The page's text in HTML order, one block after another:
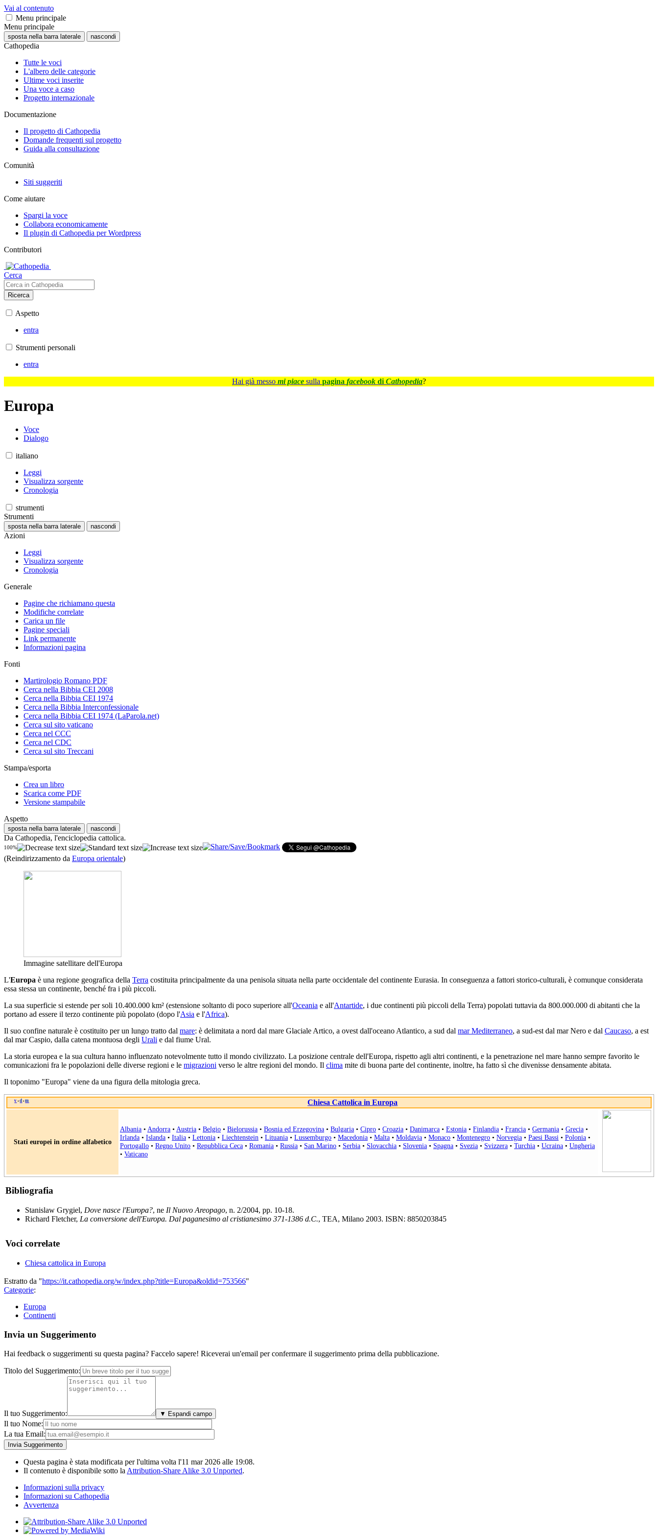
Vai al contenuto
Menu principale
Menu principale
sposta nella barra laterale nascondi
Cathopedia
Tutte le voci
L'albero delle categorie
Ultime voci inserite
Una voce a caso
Progetto internazionale
Documentazione
Il progetto di Cathopedia
Domande frequenti sul progetto
Guida alla consultazione
Comunità
Siti suggeriti
Come aiutare
Spargi la voce
Collabora economicamente
Il plugin di Cathopedia per Wordpress
Contributori
Cerca
Ricerca
Aspetto
entra
Strumenti personali
entra
Hai già messo mi piace sulla pagina facebook di Cathopedia?
Europa
Voce
Dialogo
italiano
Leggi
Visualizza sorgente
Cronologia
strumenti
Strumenti
sposta nella barra laterale nascondi
Azioni
Leggi
Visualizza sorgente
Cronologia
Generale
Pagine che richiamano questa
Modifiche correlate
Carica un file
Pagine speciali
Link permanente
Informazioni pagina
Fonti
Martirologio Romano PDF
Cerca nella Bibbia CEI 2008
Cerca nella Bibbia CEI 1974
Cerca nella Bibbia Interconfessionale
Cerca nella Bibbia CEI 1974 (LaParola.net)
Cerca sul sito vaticano
Cerca nel CCC
Cerca nel CDC
Cerca sul sito Treccani
Stampa/esporta
Crea un libro
Scarica come PDF
Versione stampabile
Aspetto
sposta nella barra laterale nascondi
Da Cathopedia, l'enciclopedia cattolica.
100%
(Reindirizzamento da Europa orientale)
Immagine satellitare dell'Europa
L'Europa è una regione geografica della Terra costituita principalmente da una penisola situata nella parte occidentale del continente Eurasia. In conseguenza a fattori storico-culturali, è comunque considerata
essa stessa un continente, benché fra i più piccoli.
La sua superficie si estende per soli 10.400.000 km² (estensione soltanto di poco superiore all'Oceania e all'Antartide, i due continenti più piccoli della Terra) popolati tuttavia da 800.000.000 di abitanti che la
portano ad essere il terzo continente più popolato (dopo l'Asia e l'Africa).
Il suo confine naturale è costituito per un lungo tratto dal mare: è delimitata a nord dal mare Glaciale Artico, a ovest dall'oceano Atlantico, a sud dal mar Mediterraneo, a sud-est dal mar Nero e dal Caucaso, a est
dal mar Caspio, dalla catena montuosa degli Urali e dal fiume Ural.
La storia europea e la sua cultura hanno influenzato notevolmente tutto il mondo civilizzato. La posizione centrale dell'Europa, rispetto agli altri continenti, e la penetrazione nel mare hanno sempre favorito le
comunicazioni fra le popolazioni delle diverse regioni e le migrazioni verso le altre regioni del mondo. Il clima mite di buona parte del continente, inoltre, ha fatto sì che divenisse densamente abitata.
Il toponimo "Europa" viene da una figura della mitologia greca.
v • d • m Chiesa Cattolica in Europa
Stati europei in ordine alfabetico
Albania • Andorra • Austria • Belgio • Bielorussia • Bosnia ed Erzegovina • Bulgaria • Cipro • Croazia • Danimarca • Estonia • Finlandia • Francia • Germania • Grecia •
Irlanda • Islanda • Italia • Lettonia • Liechtenstein • Lituania • Lussemburgo • Macedonia • Malta • Moldavia • Monaco • Montenegro • Norvegia • Paesi Bassi • Polonia •
Portogallo • Regno Unito • Repubblica Ceca • Romania • Russia • San Marino • Serbia • Slovacchia • Slovenia • Spagna • Svezia • Svizzera • Turchia • Ucraina • Ungheria
• Vaticano
Bibliografia
Stanislaw Grygiel, Dove nasce l'Europa?, ne Il Nuovo Areopago, n. 2/2004, pp. 10-18.
Richard Fletcher, La conversione dell'Europa. Dal paganesimo al cristianesimo 371-1386 d.C., TEA, Milano 2003. ISBN: 8850203845
Voci correlate
Chiesa cattolica in Europa
Estratto da "https://it.cathopedia.org/w/index.php?title=Europa&oldid=753566"
Categorie:
Europa
Continenti
Invia un Suggerimento
Hai feedback o suggerimenti su questa pagina? Faccelo sapere! Riceverai un'email per confermare il suggerimento prima della pubblicazione.
Titolo del Suggerimento:
Il tuo Suggerimento: ▼ Espandi campo
Il tuo Nome:
La tua Email:
Questa pagina è stata modificata per l'ultima volta l'11 mar 2026 alle 19:08.
Il contenuto è disponibile sotto la Attribution-Share Alike 3.0 Unported.
Informazioni sulla privacy
Informazioni su Cathopedia
Avvertenza